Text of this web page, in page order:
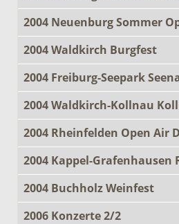
2004 Neuenburg Sommer
2004 Waldkirch Burgfest
2004 Freiburg-Seepark
2004 Waldkirch-Kollnau
2004 Rheinfelden Open Air
2004 Kappel-Grafenhausen
2004 Buchholz Weinfest
2006 Konzerte 2/2